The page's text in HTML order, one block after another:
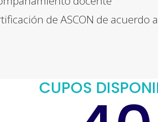
de ASCON de acuerdo
CUPOS